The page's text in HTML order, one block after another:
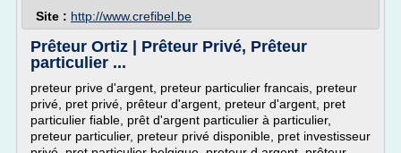
Site : http://www.crefibel.be
Prêteur Ortiz | Prêteur Privé, Prêteur
particulier ...
preteur prive d'argent, preteur particulier francais, preteur
privé, pret privé, prêteur d'argent, preteur d'argent, pret
particulier fiable, prêt d'argent particulier à particulier,
preteur particulier, preteur privé disponible, pret investisseur